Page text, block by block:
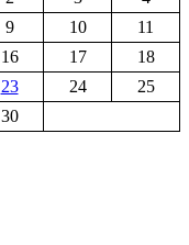
9 10
11
16 17
18
23 24
25
30